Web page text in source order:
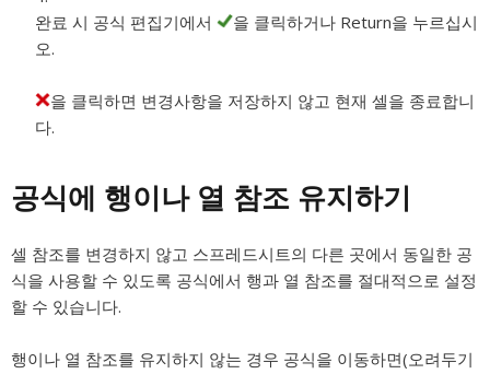
완료 시 공식 편집기에서
을 클릭하거나 Return을 누르십시
오.
을 클릭하면 변경사항을 저장하지 않고 현재 셀을 종료합니
다.
공식에 행이나 열 참조 유지하기
셀 참조를 변경하지 않고 스프레드시트의 다른 곳에서 동일한 공
식을 사용할 수 있도록 공식에서 행과 열 참조를 절대적으로 설정
할 수 있습니다.
행이나 열 참조를 유지하지 않는 경우 공식을 이동하면(오려두기